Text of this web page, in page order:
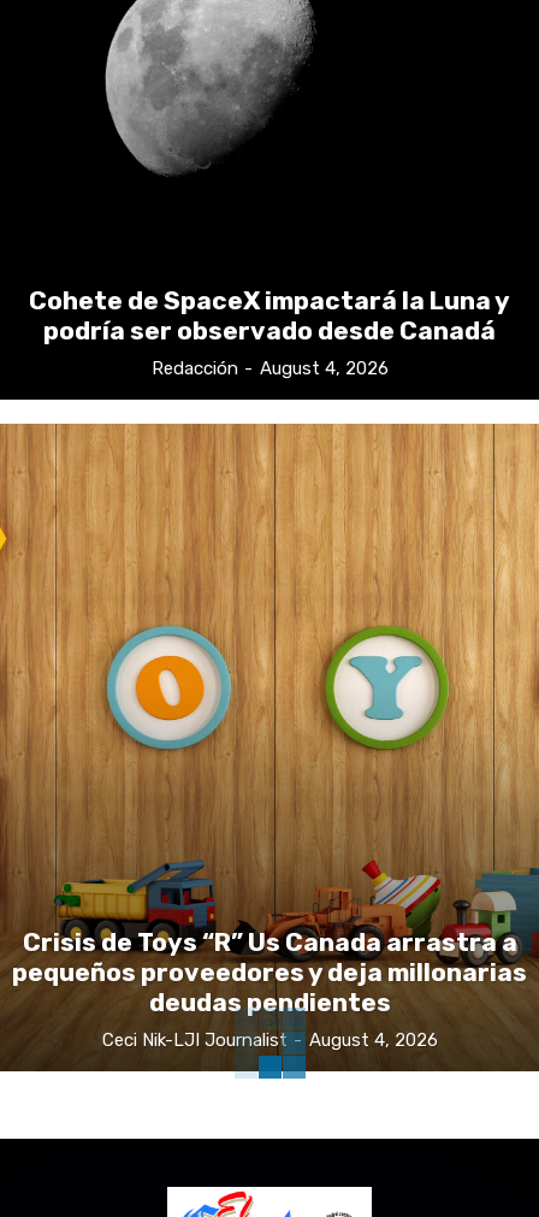
Cohete de SpaceX impactará la Luna y
podría ser observado desde Canadá
August 4, 2026
Crisis de Toys “R” Us Canada arrastra a
pequeños proveedores y deja millonarias
deudas pendientes
Ceci Nik-LJI Journalist - August 4, 2026